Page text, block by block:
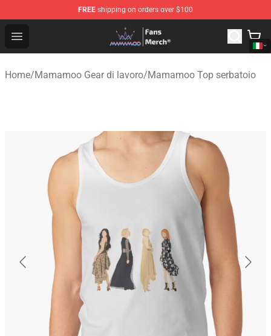
FREE shipping on orders over $100
Open menu
Mamamoo Store - Official Mamamoo Merchandise Shop
Home/Mamamoo Gear di lavoro/Mamamoo Top serbatoio